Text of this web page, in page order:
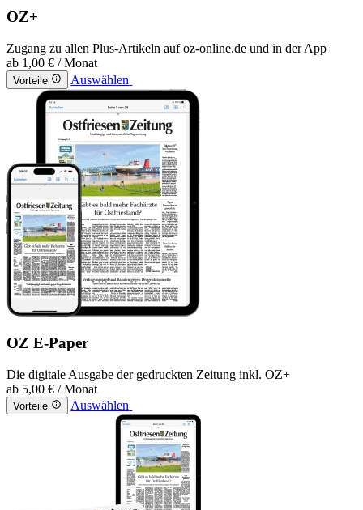
OZ+
Zugang zu allen Plus-Artikeln auf oz-online.de und in der App
ab 1,00 € / Monat
Vorteile Auswählen
OZ E-Paper
Die digitale Ausgabe der gedruckten Zeitung inkl. OZ+
ab 5,00 € / Monat
Vorteile Auswählen